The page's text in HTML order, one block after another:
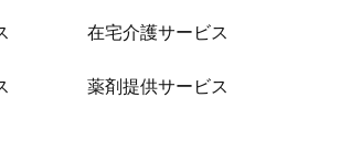
在宅介護サービス
薬剤提供サービス